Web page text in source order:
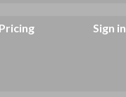
Sign in